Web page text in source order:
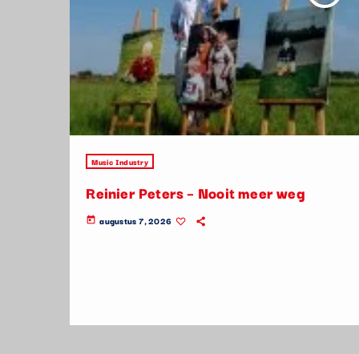
Music Industry
Reinier Peters – Nooit meer weg
today augustus 7, 2026